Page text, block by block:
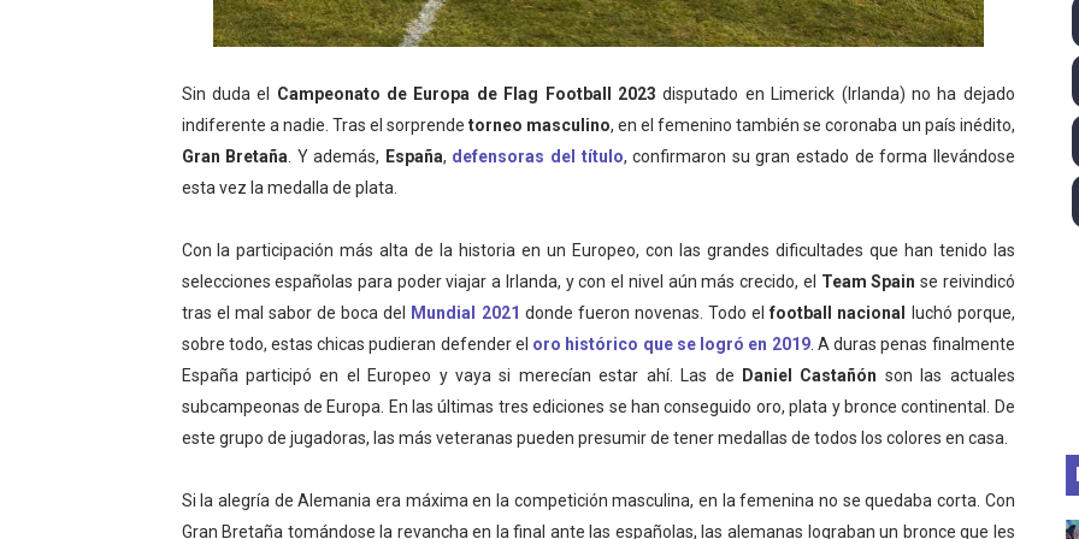
Tour de Francia masculino 2026 - Tadej Pogacar entra en el selecto grupo de los
Mundial de Fórmula 1 2026 - Lando Norris consigue en Hungría su primera victoria
Copa del Mundo femenina 2026 - Estados Unidos campeón dejando a España a las
Campeonato de Europa de saltos 2026 (París, Francia) - Medalla de bronce para
Campeonato de Europa de natación artística 2026 (París, Francia) - España domina
Sin duda el Campeonato de Europa de Flag Football 2023 disputado en Limerick (Irlanda) no ha dejado
indiferente a nadie. Tras el sorprende torneo masculino, en el femenino también se coronaba un país inédito,
Gran Bretaña . Y además, España, defensoras del título, confirmaron su gran estado de forma llevándose
esta vez la medalla de plata.
Con la participación más alta de la historia en un Europeo, con las grandes dificultades que han tenido las
selecciones españolas para poder viajar a Irlanda, y con el nivel aún más crecido, el Team Spain se reivindicó
tras el mal sabor de boca del
Mundial 2021 donde fueron novenas. Todo elfootball nacional
luchó porque,
sobre todo, estas chicas pudieran defender el oro histórico que se logró en 2019. A duras penas finalmente
España participó en el Europeo y vaya si merecían estar ahí. Las de
Daniel Castañón son las actuales
subcampeonas de Europa. En las últimas tres ediciones se han conseguido oro, plata y bronce continental. De
este grupo de jugadoras, las más veteranas pueden presumir de tener medallas de todos los colores en casa.
Si la alegría de Alemania era máxima en la competición masculina, en la femenina no se quedaba corta. Con
Gran Bretaña tomándose la revancha en la final ante las españolas, las alemanas lograban un bronce que les